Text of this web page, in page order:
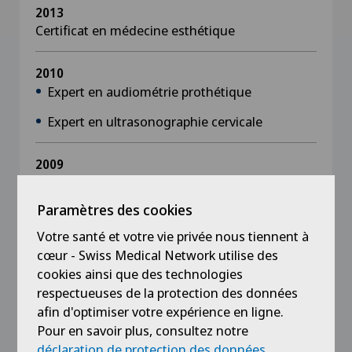
2013
Certificat en médecine esthétique
2010
Expert en audiométrie prothétique
Expert en ultrasonographie cervicale
2009
2008
Titre de spécialiste FMH en ORL
2005
Thèse de doctorat en collaboration avec
l’Hôpital universitaire de Genève « influence de
Paramètres des cookies
Votre santé et votre vie privée nous tiennent à
cœur - Swiss Medical Network utilise des
cookies ainsi que des technologies
respectueuses de la protection des données
afin d'optimiser votre expérience en ligne.
Pour en savoir plus, consultez notre